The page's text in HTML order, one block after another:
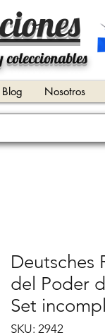
Blog Nosotros
Deutsches
del Poder
Set
SKU: 2942